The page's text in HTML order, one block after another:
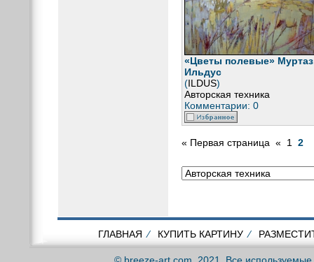
«Цветы полевые»
Ильдус
(ILDUS)
Авторская техника
Комментарии: 0
« Первая страница « 1 2
ГЛАВНАЯ ⁄ КУПИТЬ КАРТИНУ ⁄